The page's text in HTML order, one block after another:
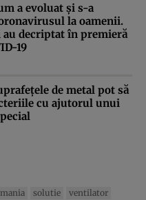
a evoluat şi s-a
la oamenii.
au decriptat în premieră
19
de metal pot să
cu ajutorul unui
solutie ventilator